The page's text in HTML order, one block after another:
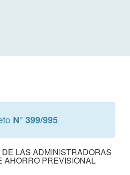
N° 399/995
LAS ADMINISTRADORAS
AHORRO PREVISIONAL